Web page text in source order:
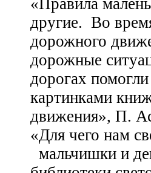
другие. Во
дорожного
дорожные
дорогах
картинками
движения», П.
«Для чего нам
мальчишки и